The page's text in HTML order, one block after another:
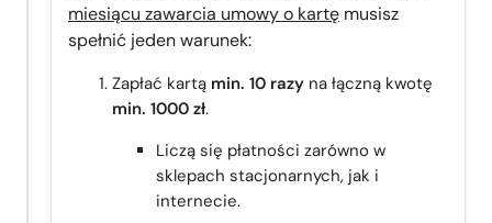
miesiącu zawarcia umowy o kartę musisz
spełnić jeden warunek:
Zapłać kartą min. 10 razy na łączną kwotę
min. 1000 zł.
Liczą się płatności zarówno w
sklepach stacjonarnych, jak i
internecie.